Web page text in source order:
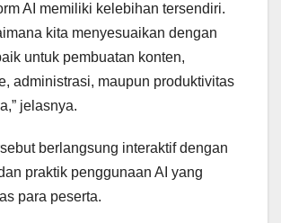
AI memiliki kelebihan tersendiri.
kita menyesuaikan dengan
untuk pembuatan konten,
administrasi, maupun produktivitas
jelasnya.
berlangsung interaktif dengan
praktik penggunaan AI yang
para peserta.